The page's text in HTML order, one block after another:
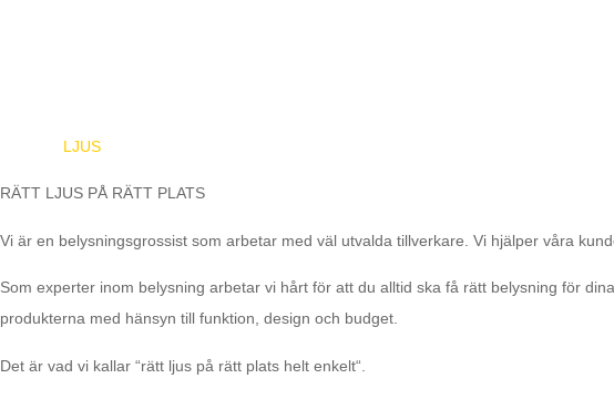
LJUS
RÄTT LJUS PÅ RÄTT PLATS
Vi är en belysningsgrossist som arbetar med väl utvalda tillverkare. Vi hjälper våra
Som experter inom belysning arbetar vi hårt för att du alltid ska få rätt belysning för
produkterna med hänsyn till funktion, design och budget.
Det är vad vi kallar “rätt ljus på rätt plats helt enkelt“.